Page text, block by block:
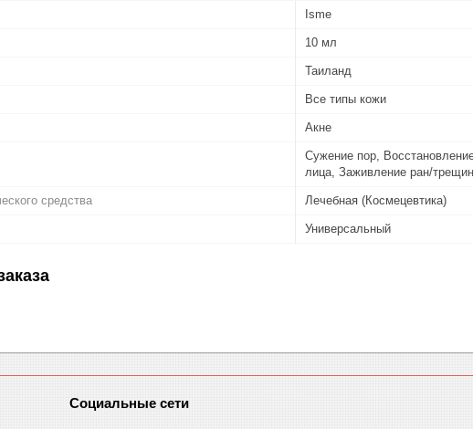
Isme
10 мл
Таиланд
Все типы кожи
Акне
Сужение пор,
лица, Заживление ран/
средства Лечебная (Космецевтика)
Универсальный
Социальные сети